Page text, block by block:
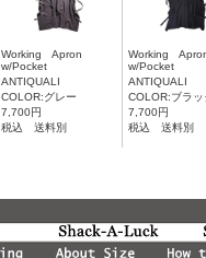
Working Apron
w/Pocket
ANTIQUALI
COLOR:グレー
7,700円
税込 送料別
Working
w/Pocket
ANTIQUALI
COLOR:ブラッ
7,700円
税込 送料別